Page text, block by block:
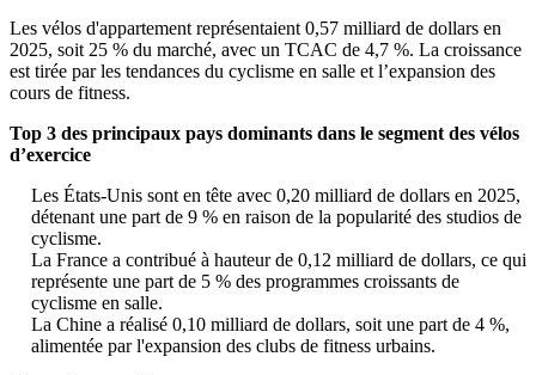
Les vélos d'appartement représentaient 0,57 milliard de dollars en
2025, soit 25 % du marché, avec un TCAC de 4,7 %. La croissance
est tirée par les tendances du cyclisme en salle et l’expansion des
cours de fitness.
Top 3 des principaux pays dominants dans le segment des vélos
d’exercice
Les États-Unis sont en tête avec 0,20 milliard de dollars en 2025,
détenant une part de 9 % en raison de la popularité des studios de
cyclisme.
La France a contribué à hauteur de 0,12 milliard de dollars, ce qui
représente une part de 5 % des programmes croissants de
cyclisme en salle.
La Chine a réalisé 0,10 milliard de dollars, soit une part de 4 %,
alimentée par l'expansion des clubs de fitness urbains.